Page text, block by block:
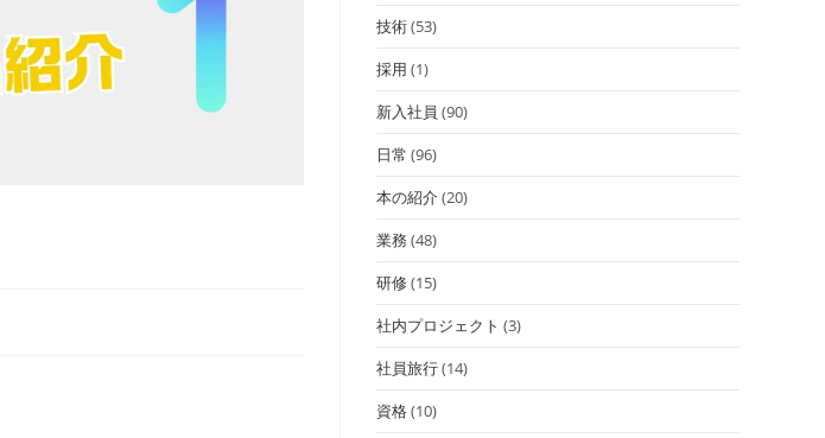
技術(53)
採用 (1)
新入社員 (90)
日常 (96)
本の紹介(20)
業務(48)
研修(15)
社内プロジェクト (3)
社員旅行(14)
資格(10)